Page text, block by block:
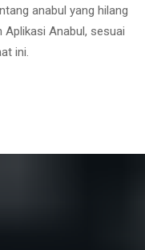
anabul yang hilang
Anabul, sesuai
ini.